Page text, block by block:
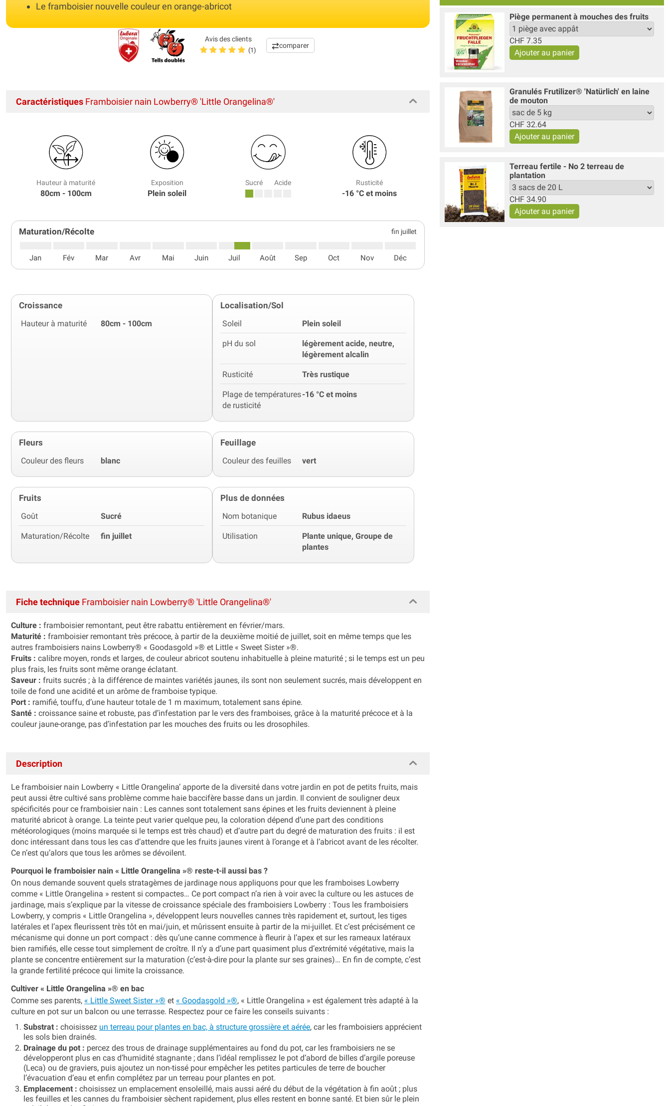
Le framboisier nouvelle couleur en orange-abricot
Avis des clients
(1)
comparer
Piège permanent à mouches des fruits
CHF 7.35
Granulés Frutilizer® 'Natürlich' en laine
de mouton
CHF 32.64
Terreau fertile - No 2 terreau de
plantation
CHF 34.90
Caractéristiques Framboisier nain Lowberry® 'Little Orangelina®'
Hauteur à maturité
80cm - 100cm
Exposition
Plein soleil
Sucré Acide Rusticité
-16 °C et moins
Maturation/Récolte fin juillet
Jan Fév Mar Avr Mai Juin Juil Août Sep Oct Nov Déc
Croissance
Hauteur à maturité 80cm - 100cm
Localisation/Sol
Soleil Plein soleil
pH du sol
légèrement acide, neutre,
légèrement alcalin
Rusticité Très rustique
Plage de températures
de rusticité
-16 °C et moins
Fleurs
Couleur des fleurs blanc
Feuillage
Couleur des feuilles vert
Fruits
Goût Sucré
Maturation/Récolte fin juillet
Plus de données
Nom botanique Rubus idaeus
Utilisation
Plante unique, Groupe de
plantes
Fiche technique Framboisier nain Lowberry® 'Little Orangelina®'
Culture : framboisier remontant, peut être rabattu entièrement en février/mars.
Maturité : framboisier remontant très précoce, à partir de la deuxième moitié de juillet, soit en même temps que les
autres framboisiers nains Lowberry® « Goodasgold »® et Little « Sweet Sister »®.
Fruits : calibre moyen, ronds et larges, de couleur abricot soutenu inhabituelle à pleine maturité ; si le temps est un peu
plus frais, les fruits sont même orange éclatant.
Saveur : fruits sucrés ; à la différence de maintes variétés jaunes, ils sont non seulement sucrés, mais développent en
toile de fond une acidité et un arôme de framboise typique.
Port : ramifié, touffu, d’une hauteur totale de 1 m maximum, totalement sans épine.
Santé : croissance saine et robuste, pas d’infestation par le vers des framboises, grâce à la maturité précoce et à la
couleur jaune-orange, pas d’infestation par les mouches des fruits ou les drosophiles.
Description
Le framboisier nain Lowberry « Little Orangelina’ apporte de la diversité dans votre jardin en pot de petits fruits, mais
peut aussi être cultivé sans problème comme haie baccifère basse dans un jardin. Il convient de souligner deux
spécificités pour ce framboisier nain : Les cannes sont totalement sans épines et les fruits deviennent à pleine
maturité abricot à orange. La teinte peut varier quelque peu, la coloration dépend d’une part des conditions
météorologiques (moins marquée si le temps est très chaud) et d’autre part du degré de maturation des fruits : il est
donc intéressant dans tous les cas d’attendre que les fruits jaunes virent à l’orange et à l’abricot avant de les récolter.
Ce n’est qu’alors que tous les arômes se dévoilent.
Pourquoi le framboisier nain « Little Orangelina »® reste-t-il aussi bas ?
On nous demande souvent quels stratagèmes de jardinage nous appliquons pour que les framboises Lowberry
comme « Little Orangelina » restent si compactes… Ce port compact n’a rien à voir avec la culture ou les astuces de
jardinage, mais s’explique par la vitesse de croissance spéciale des framboisiers Lowberry : Tous les framboisiers
Lowberry, y compris « Little Orangelina », développent leurs nouvelles cannes très rapidement et, surtout, les tiges
latérales et l’apex fleurissent très tôt en mai/juin, et mûrissent ensuite à partir de la mi-juillet. Et c’est précisément ce
mécanisme qui donne un port compact : dès qu’une canne commence à fleurir à l’apex et sur les rameaux latéraux
bien ramifiés, elle cesse tout simplement de croître. Il n’y a d’une part quasiment plus d’extrémité végétative, mais la
plante se concentre entièrement sur la maturation (c’est-à-dire pour la plante sur ses graines)… En fin de compte, c’est
la grande fertilité précoce qui limite la croissance.
Cultiver « Little Orangelina »® en bac
Comme ses parents, « Little Sweet Sister »® et « Goodasgold »®, « Little Orangelina » est également très adapté à la
culture en pot sur un balcon ou une terrasse. Respectez pour ce faire les conseils suivants :
Substrat : choisissez un terreau pour plantes en bac, à structure grossière et aérée, car les framboisiers apprécient
les sols bien drainés.
Drainage du pot : percez des trous de drainage supplémentaires au fond du pot, car les framboisiers ne se
développeront plus en cas d’humidité stagnante ; dans l’idéal remplissez le pot d’abord de billes d’argile poreuse
(Leca) ou de graviers, puis ajoutez un non-tissé pour empêcher les petites particules de terre de boucher
l’évacuation d’eau et enfin complétez par un terreau pour plantes en pot.
Emplacement : choisissez un emplacement ensoleillé, mais aussi aéré du début de la végétation à fin août ; plus
les feuilles et les cannes du framboisier sèchent rapidement, plus elles restent en bonne santé. Et bien sûr le plein